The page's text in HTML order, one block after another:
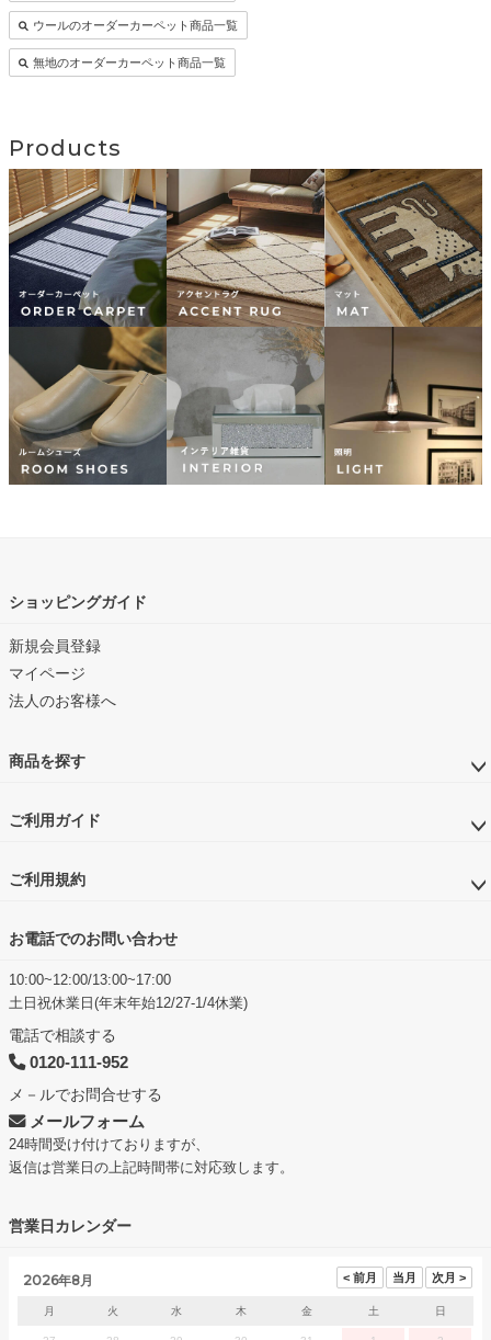
ウールのオーダーカーペット商品一覧
無地のオーダーカーペット商品一覧
Products
ショッピングガイド
新規会員登録
マイページ
法人のお客様へ
商品を探す
ご利用ガイド
ご利用規約
お電話でのお問い合わせ
10:00~12:00/13:00~17:00
土日祝休業日(年末年始12/27-1/4休業)
電話で相談する
0120-111-952
メ－ルでお問合せする
メールフォーム
24時間受け付けておりますが、
返信は営業日の上記時間帯に対応致します。
営業日カレンダー
2026年8月
月 火 水 木 金 土 日